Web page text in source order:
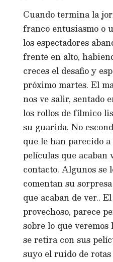
Cuando termina la
franco entusiasmo o
los espectadores
frente en alto,
creces el desafio y
próximo martes. El
nos ve salir, sentado
los rollos de fílmico
su guarida. No
que le han parecido
películas que
contacto. Algunos se
comentan su
que acaban de ver..
provechoso, parece
sobre lo que
se retira con sus
suyo el ruido de rotas